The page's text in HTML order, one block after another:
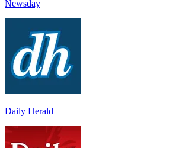
Newsday
Daily Herald